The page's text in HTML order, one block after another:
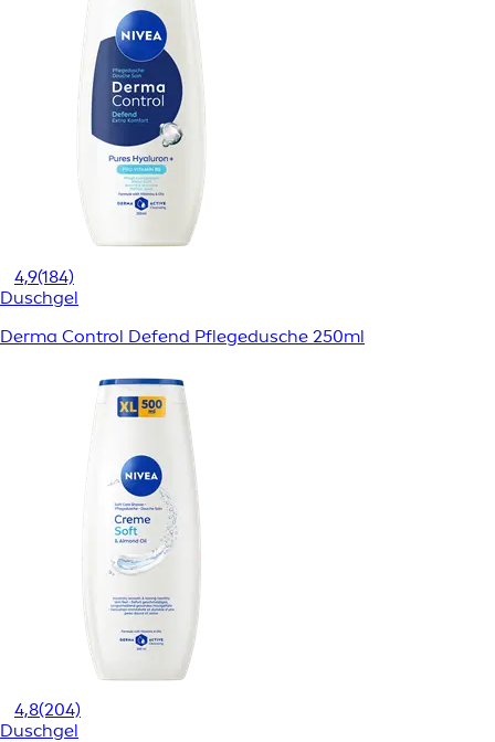
4,9(184)
Duschgel
Derma Control Defend Pflegedusche 250ml
4,8(204)
Duschgel